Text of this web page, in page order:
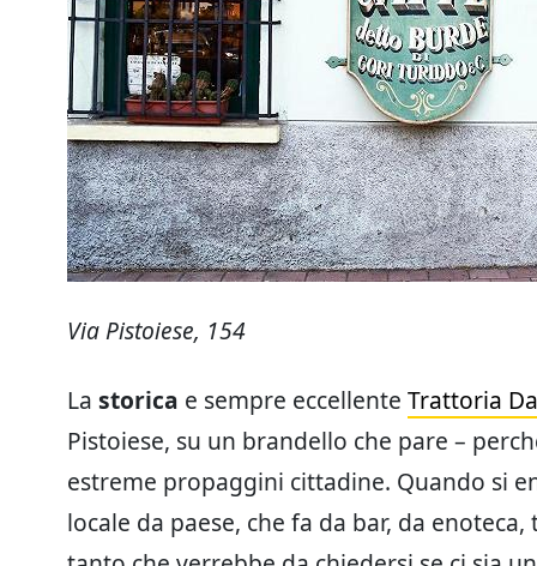
Via Pistoiese, 154
La storica e sempre eccellente Trattoria
Pistoiese, su un brandello che pare –
estreme propaggini cittadine. Quando si
locale da paese, che fa da bar, da